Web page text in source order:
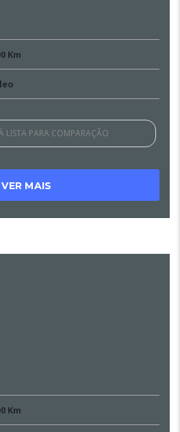
Km
LISTA PARA COMPARAÇÃO
VER MAIS
Km